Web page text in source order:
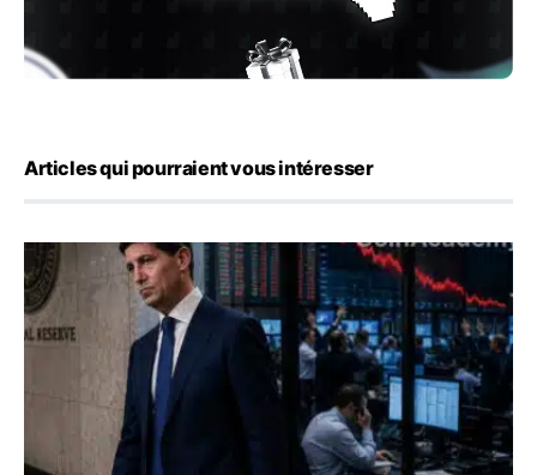
Articles qui pourraient vous intéresser
Kevin Warsh maintient sa communication minimaliste